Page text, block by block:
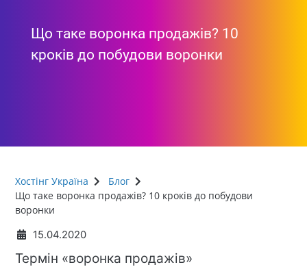
Що таке воронка продажів? 10
кроків до побудови воронки
Хостінг Україна
Блог
Що таке воронка продажів? 10 кроків до побудови
воронки
15.04.2020
Термін «воронка продажів»